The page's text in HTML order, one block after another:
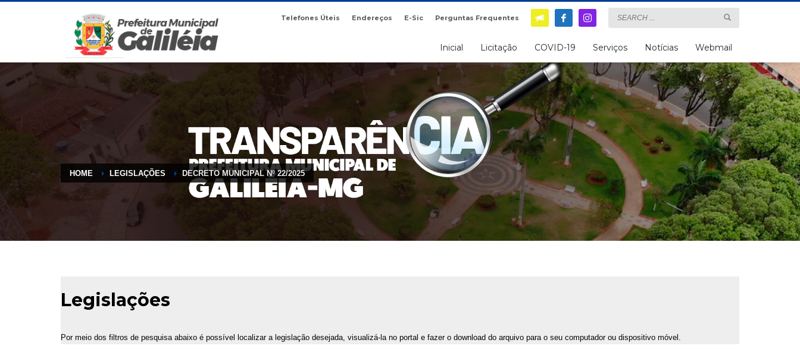
Telefones Úteis Endereços E-Sic Perguntas Frequentes
Inicial Licitação COVID-19 Serviços Notícias Webmail
HOME LEGISLAÇÕES DECRETO MUNICIPAL Nº 22/2025
Legislações
Por meio dos filtros de pesquisa abaixo é possível localizar a legislação desejada, visualizá-la no portal e fazer o download do arquivo para o seu computador ou dispositivo móvel.